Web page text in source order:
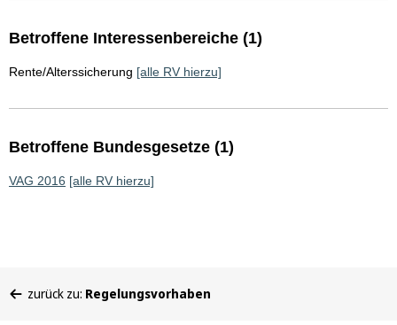
Betroffene Interessenbereiche (1)
Rente/Alterssicherung [alle RV hierzu]
Betroffene Bundesgesetze (1)
VAG 2016 [alle RV hierzu]
befinden
zurück zu: Regelungsvorhaben